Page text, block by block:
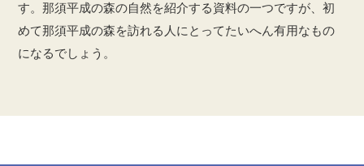
す。那須平成の森の自然を紹介する資料の一つですが、初
めて那須平成の森を訪れる人にとってたいへん有用なもの
になるでしょう。